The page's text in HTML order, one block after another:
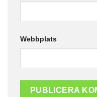
Webbplats